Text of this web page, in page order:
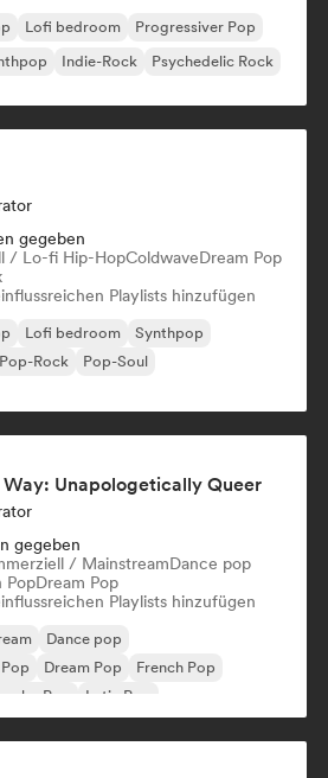
Lofi bedroom
Progressiver Pop
Indie-Rock Psychedelic Rock
gegeben
/ Lo-fi Hip-HopColdwaveDream Pop
Playlists hinzufügen
Lofi bedroom
Synthpop
Pop-Rock
Pop-Soul
Way: Unapologetically Queer
gegeben
/ MainstreamDance pop
PopDream Pop
Playlists hinzufügen
Dance pop
Dream Pop
French Pop
Pop Latin Pop